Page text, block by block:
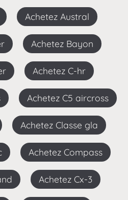
Achetez Austral
Achetez Bayon
Achetez C-hr
Achetez C5 aircross
Achetez Classe gla
Achetez Compass
Achetez Cx-3